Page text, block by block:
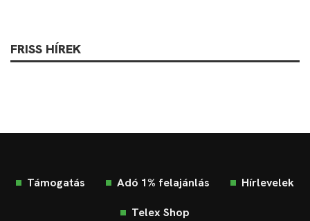
FRISS HÍREK
Támogatás Adó 1% felajánlás Hírlevelek
Telex Shop